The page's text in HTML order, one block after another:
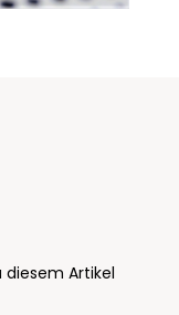
diesem Artikel